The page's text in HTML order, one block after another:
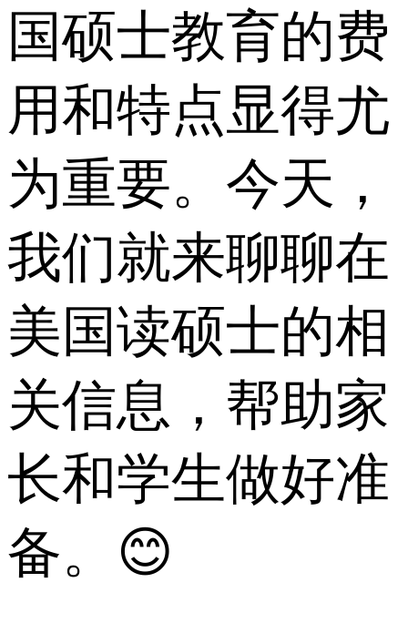
国硕士教育的费
用和特点显得尤
为重要。今天，
我们就来聊聊在
美国读硕士的相
关信息，帮助家
长和学生做好准
备。😊